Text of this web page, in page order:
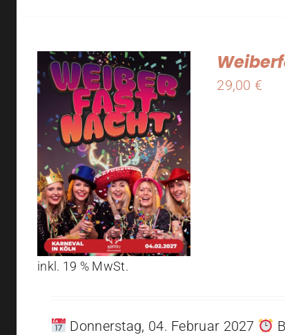
29,00€
inkl. 19 % MwSt.
Donnerstag, 04. Februar 2027